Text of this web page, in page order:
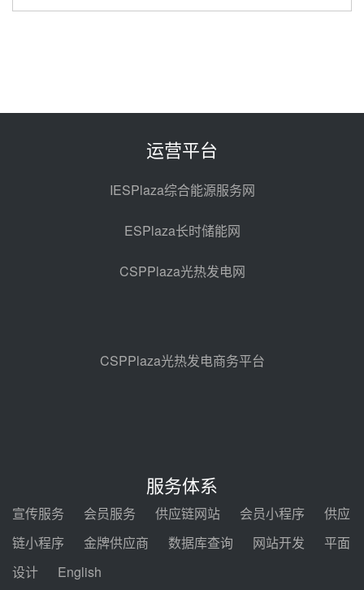
电机组灵活性改造项目三元液态盐
2026-2029年熔盐介质框架协议
中能建华中试研院中标重能新疆
100MW光热项目机组调试及性能
试验
昨天 08-05 10:41
格局
昨天 08-05 09:11
锅中标格尔木项目蒸汽发生系统
甘肃建投安装公司赴京洽谈，深化
瓜州、博州光热项目战略合作
运营平台
IESPlaza综合能源服务网
ESPlaza长时储能网
CSPPlaza光热发电网
CSPPlaza光热发电商务平台
服务体系
宣传服务 会员服务 供应链网站 会员小程序
供应
链小程序
金牌供应商 数据库查询 网站开发
平面
设计
English